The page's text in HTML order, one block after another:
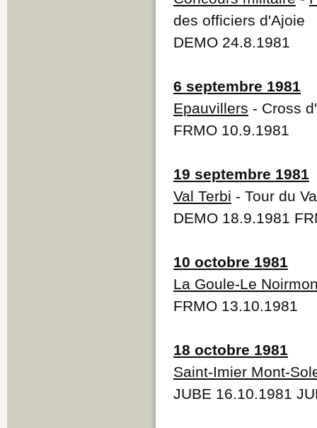
des officiers d'Ajoie
DEMO 24.8.1981
6 septembre 1981
Epauvillers - Cross
FRMO 10.9.1981
19 septembre 1981
Val Terbi - Tour du
DEMO 18.9.1981
10 octobre 1981
La Goule-Le
FRMO 13.10.1981
18 octobre 1981
Saint-Imier Mont-
JUBE 16.10.1981